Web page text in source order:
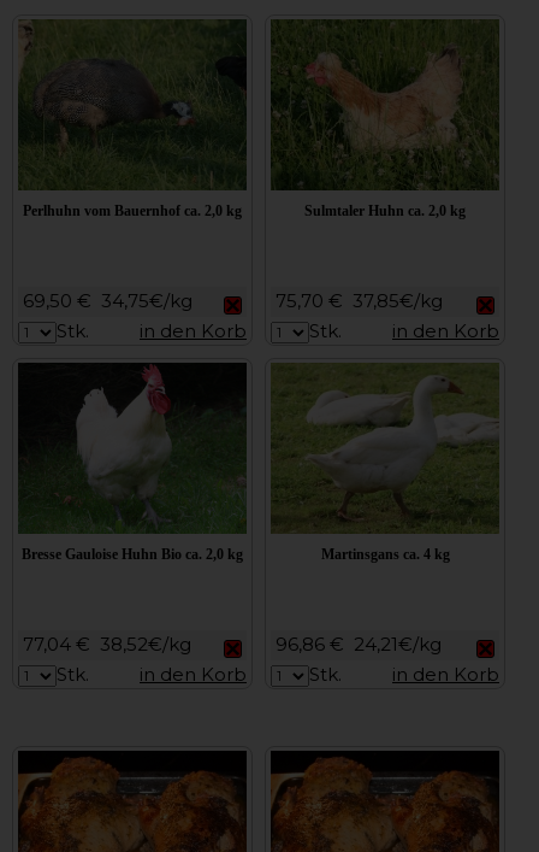
Perlhuhn vom Bauernhof ca. 2,0 kg
69,50 € 34,75€/kg
Stk.
in den Korb
Sulmtaler Huhn ca. 2,0 kg
75,70 € 37,85€/kg
Stk.
in den Korb
Bresse Gauloise Huhn Bio ca. 2,0 kg
77,04 € 38,52€/kg
Stk.
in den Korb
Martinsgans ca. 4 kg
96,86 € 24,21€/kg
Stk.
in den Korb